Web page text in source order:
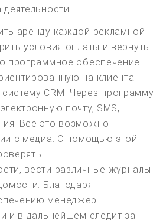
аренду каждой рекламной
условия оплаты и вернуть
программное обеспечение
на клиента
CRM. Через программу
почту, SMS,
Все это возможно
с медиа. С помощью этой
вести различные журналы
Благодаря
менеджер
и в дальнейшем следит за